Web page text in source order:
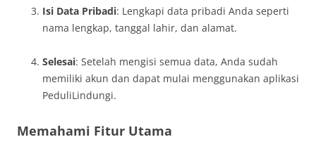
Isi Data Pribadi: Lengkapi data pribadi Anda seperti
nama lengkap, tanggal lahir, dan alamat.
Selesai: Setelah mengisi semua data, Anda sudah
memiliki akun dan dapat mulai menggunakan aplikasi
PeduliLindungi.
Memahami Fitur Utama